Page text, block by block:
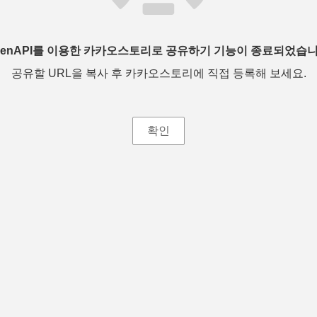
를 이용한 카카오스토리로 공유하기 기능이 종료되었습
공유할 URL을 복사 후 카카오스토리에 직접 등록해 보세요.
확인